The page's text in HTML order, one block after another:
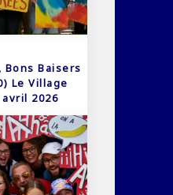
Bons Baisers
Le Village
2026